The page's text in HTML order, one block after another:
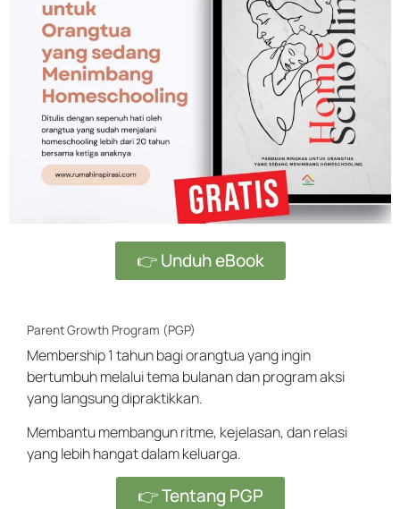
👉 Unduh eBook
Parent Growth Program (PGP)
Membership 1 tahun bagi orangtua yang ingin
bertumbuh melalui tema bulanan dan program aksi
yang langsung dipraktikkan.
Membantu membangun ritme, kejelasan, dan relasi
yang lebih hangat dalam keluarga.
👉 Tentang PGP